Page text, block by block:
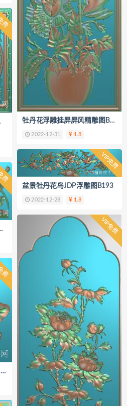
费
福字B200
费
B199
费
设计素材B198
牡丹花浮雕挂屏屏风精雕图B194
2022-12-31 1.8
VIP免费
盆景牡丹花鸟JDP浮雕图B193
2022-12-28 1.8
VIP免费